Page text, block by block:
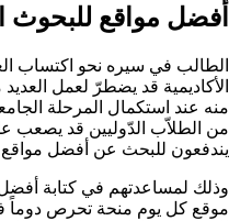
أفضل مواقع للبحوث
الطالب في سيره نحو اكتساب
الأكاديمية قد يضطرّ لعمل
منه عند استكمال المرحلة
من الطلاّب الدّوليين قد يصعب
يندفعون للبحث عن أفضل مواقع
وذلك لمساعدتهم في كتابة
موقع كل يوم منحة تحرص دوماً